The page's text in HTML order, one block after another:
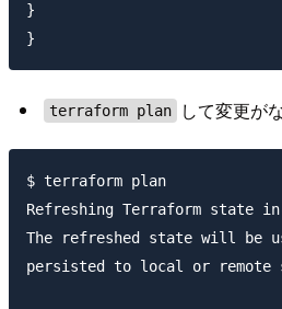
}
terraform plan して変更が
$ terraform plan
Refreshing Terraform state
The refreshed state will be
persisted to local or remote